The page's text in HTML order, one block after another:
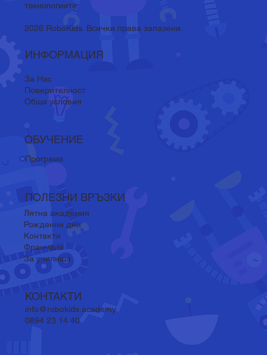
технологиите.
2026 RoboKids. Всички права запазени.
ИНФОРМАЦИЯ
За Нас
Поверителност
Общи условия
ПОЛЕЗНИ ВРЪЗКИ
Лятна академия
Рожденни дни
Контакти
Франчайз
За училища
ОБУЧЕНИЕ
Програма
КОНТАКТИ
info@robokids.academy
0894 23 14 40